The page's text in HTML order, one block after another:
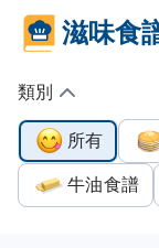
滋味食
類別
所有
牛油食譜